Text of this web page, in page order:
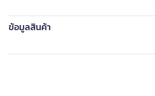
ข้อมูลสินค้า